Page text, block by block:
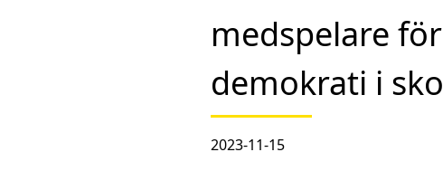
medspelare
demokrati i
2023-11-15